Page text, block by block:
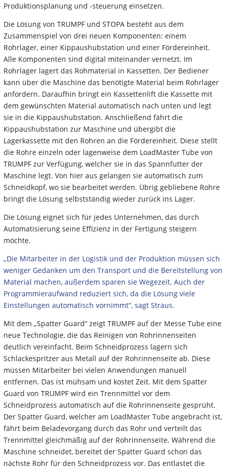
Produktionsplanung und -steuerung einsetzen.
Die Lösung von TRUMPF und STOPA besteht aus dem
Zusammenspiel von drei neuen Komponenten: einem
Rohrlager, einer Kippaushubstation und einer Fördereinheit.
Alle Komponenten sind digital miteinander vernetzt. Im
Rohrlager lagert das Rohmaterial in Kassetten. Der Bediener
kann über die Maschine das benötigte Material beim Rohrlager
anfordern. Daraufhin bringt ein Kassettenlift die Kassette mit
dem gewünschten Material automatisch nach unten und legt
sie in die Kippaushubstation. Anschließend fährt die
Kippaushubstation zur Maschine und übergibt die
Lagerkassette mit den Rohren an die Fördereinheit. Diese stellt
die Rohre einzeln oder lagenweise dem LoadMaster Tube von
TRUMPF zur Verfügung, welcher sie in das Spannfutter der
Maschine legt. Von hier aus gelangen sie automatisch zum
Schneidkopf, wo sie bearbeitet werden. Übrig gebliebene Rohre
bringt die Lösung selbstständig wieder zurück ins Lager.
Die Lösung eignet sich für jedes Unternehmen, das durch
Automatisierung seine Effizienz in der Fertigung steigern
möchte.
„Die Mitarbeiter in der Logistik und der Produktion müssen sich
weniger Gedanken um den Transport und die Bereitstellung von
Material machen, außerdem sparen sie Wegezeit. Auch der
Programmieraufwand reduziert sich, da die Lösung viele
Einstellungen automatisch vornimmt“, sagt Straus.
Mit dem „Spatter Guard“ zeigt TRUMPF auf der Messe Tube eine
neue Technologie, die das Reinigen von Rohrinnenseiten
deutlich vereinfacht. Beim Schneidprozess lagern sich
Schlackespritzer aus Metall auf der Rohrinnenseite ab. Diese
müssen Mitarbeiter bei vielen Anwendungen manuell
entfernen. Das ist mühsam und kostet Zeit. Mit dem Spatter
Guard von TRUMPF wird ein Trennmittel vor dem
Schneidprozess automatisch auf die Rohrinnenseite gesprüht.
Der Spatter Guard, welcher am LoadMaster Tube angebracht ist,
fährt beim Beladevorgang durch das Rohr und verteilt das
Trennmittel gleichmäßig auf der Rohrinnenseite. Während die
Maschine schneidet, bereitet der Spatter Guard schon das
nächste Rohr für den Schneidprozess vor. Das entlastet die